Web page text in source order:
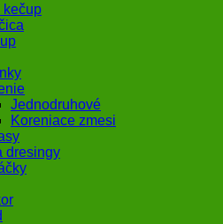
kečup
Jednodruhové
Koreniace zmesi
dresingy